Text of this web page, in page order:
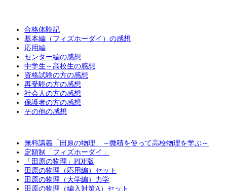
合格体験記
基本編（フィズホーダイ）の感想
応用編
センター編の感想
中学生～高校生の感想
資格試験の方の感想
再受験の方の感想
社会人の方の感想
保護者の方の感想
その他の感想
無料講義「田原の物理」～微積を使って高校物理を学ぶ～
定額制「フィズホーダイ」
「田原の物理」PDF版
田原の物理（応用編）セット
田原の物理（大学編）力学
田原の物理（編入対策A）セット